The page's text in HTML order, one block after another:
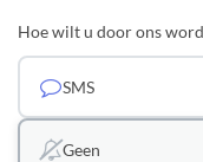
Hoe wilt u door ons
SMS
Geen